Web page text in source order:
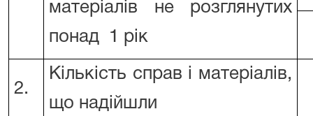
матеріалів не розглянутих
понад 1 рік
2.
Кількість справ і матеріалів,
що надійшли